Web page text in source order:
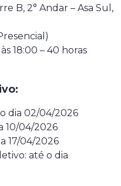
B, 2° Andar – Asa Sul,
18:00 – 40 horas
dia 02/04/2026
10/04/2026
17/04/2026
até o dia